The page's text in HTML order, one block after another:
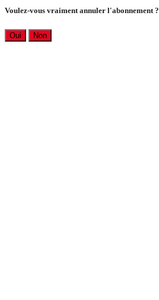
Voulez-vous vraiment annuler l'abonnement ?
Oui Non